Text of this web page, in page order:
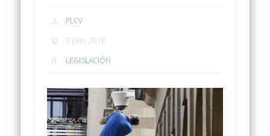
PLCV
3 julio, 2018
LEGISLACIÓN